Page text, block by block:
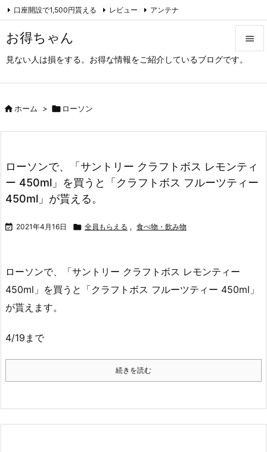
お得ちゃん
見ない人は損をする。お得な情報をご紹介しているブログです。

次へ

口座開設で1,500円貰える レビュー アンテナ
アーカイブ（旧サイト）
ホーム >  ローソン
ローソンで、「サントリー クラフトボス レモンティ
ー 450ml」を買うと「クラフトボス フルーツティー
450ml」が貰える。
 2021年4月16日  全員もらえる , 食べ物・飲み物
ローソンで、「サントリー クラフトボス レモンティー
450ml」を買うと「クラフトボス フルーツティー 450ml」
が貰えます。
4/19まで
続きを読む